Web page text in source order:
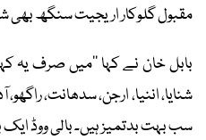
مقبول گلوکار اریجیت سنگھ بھی
بابل خان نے کہا ’’میں صرف یہ
شنایا، اننیا، ارجن، سدھانت،
سب بہت بدتمیز ہیں۔ بالی ووڈ